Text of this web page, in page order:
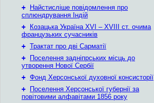
+
Найстисліше повідомлення про
сплюндрування Індій
+
Козацька Україна ХVІ – ХVІІІ ст. очима
французьких сучасників
+ Трактат про дві Сарматії
+
Поселення задніпрських місць до
утворення Нової Сербії
+ Фонд Херсонської духовної консисторії
+
Поселення Херсонської губернії за
повітовими алфавітами 1856 року